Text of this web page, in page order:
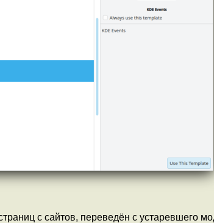
с сайтов, переведён с устаревшего